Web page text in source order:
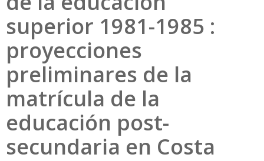
superior 1981-1985 :
proyecciones
preliminares de la
matrícula de la
educación post-
secundaria en Costa